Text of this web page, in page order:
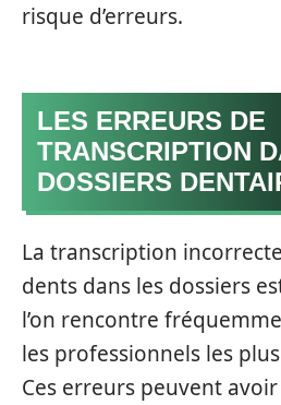
risque d’erreurs.
LES ERREURS DE
TRANSCRIPTION
DOSSIERS
La transcription
dents dans les dossiers
l’on rencontre
les professionnels les
Ces erreurs peuvent